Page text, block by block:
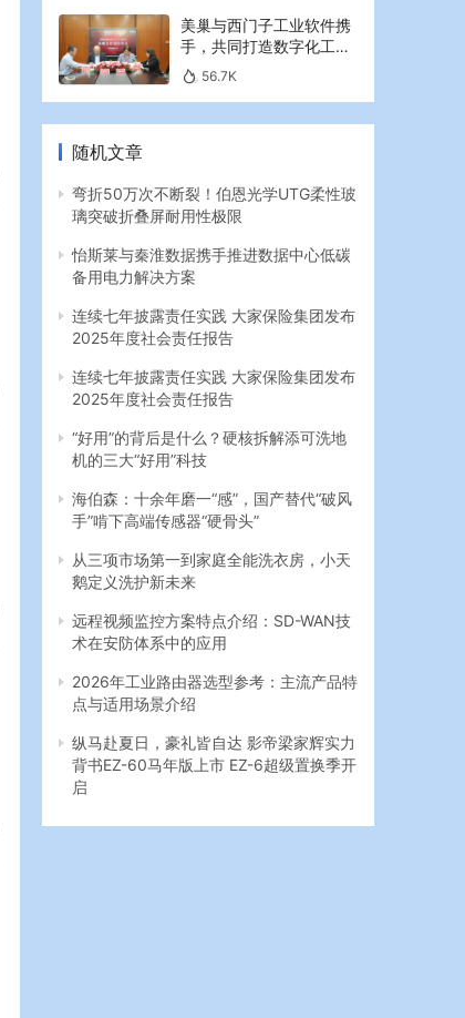
美巢与西门子工业软件携
手，共同打造数字化工业
新篇章
56.7K
随机文章
弯折50万次不断裂！伯恩光学UTG柔性玻
璃突破折叠屏耐用性极限
怡斯莱与秦淮数据携手推进数据中心低碳
备用电力解决方案
连续七年披露责任实践 大家保险集团发布
2025年度社会责任报告
连续七年披露责任实践 大家保险集团发布
2025年度社会责任报告
“好用”的背后是什么？硬核拆解添可洗地
机的三大“好用”科技
海伯森：十余年磨一“感”，国产替代“破风
手”啃下高端传感器“硬骨头”
从三项市场第一到家庭全能洗衣房，小天
鹅定义洗护新未来
远程视频监控方案特点介绍：SD-WAN技
术在安防体系中的应用
2026年工业路由器选型参考：主流产品特
点与适用场景介绍
纵马赴夏日，豪礼皆自达 影帝梁家辉实力
背书EZ-60马年版上市 EZ-6超级置换季开
启